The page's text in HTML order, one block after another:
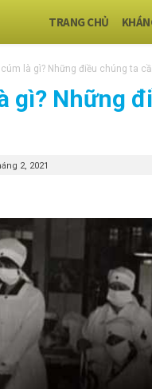
TRANG CHỦ
là gì? Những điều chúng ta
gì? Những
2, 2021